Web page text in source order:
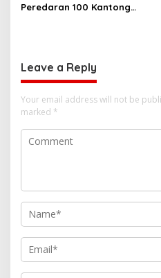
Peredaran 100 Kantong
Leave a Reply
Your email address will not be
marked *